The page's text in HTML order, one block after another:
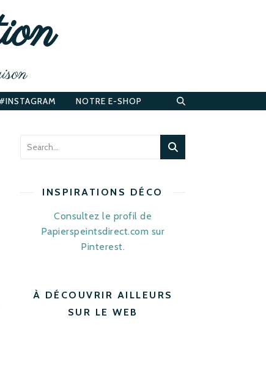
NOTRE E-SHOP
INSPIRATIONS DÉCO
Consultez le profil de
Papierspeintsdirect.com sur
Pinterest.
À DÉCOUVRIR AILLEURS
SUR LE WEB